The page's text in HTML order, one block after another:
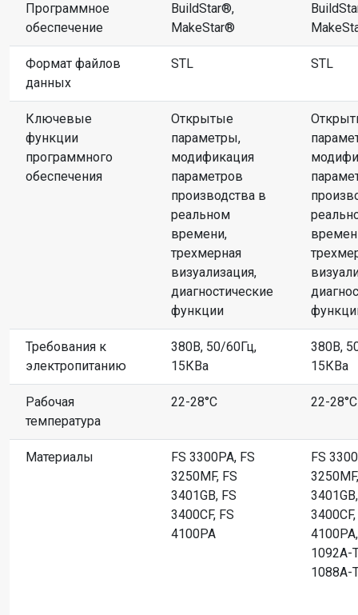
Программное
обеспечение
BuildStar®,
MakeStar®
Формат файлов
данных
STL STL
Ключевые
функции
программного
обеспечения
Открытые
параметры,
модификация
параметров
производства в
реальном
времени,
трехмерная
визуализация,
диагностические
функции
Требования к
электропитанию
380В, 50/60Гц,
15КВа
380В,
15КВа
Рабочая
температура
22-28°C 22-28°C
Материалы
FS 3300PA, FS
3250MF, FS
3401GB, FS
3400CF, FS
4100PA
FS
1092A-
1088A-